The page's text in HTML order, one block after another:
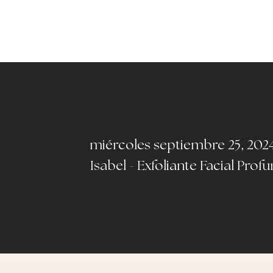
miércoles septiembre 25,
Isabel - Exfoliante Facial